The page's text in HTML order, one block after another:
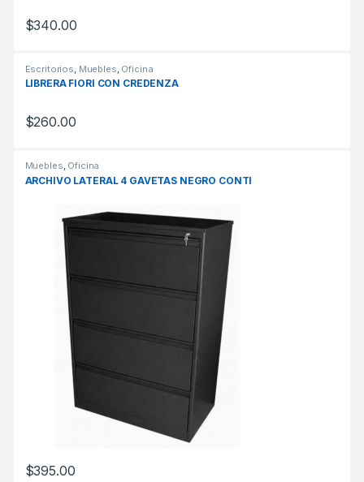
$340.00
Escritorios Muebles Oficina
LIBRERA FIORI CON CREDENZA
$260.00
Muebles, Oficina
ARCHIVO LATERAL 4 GAVETAS NEGRO CONTI
$395.00